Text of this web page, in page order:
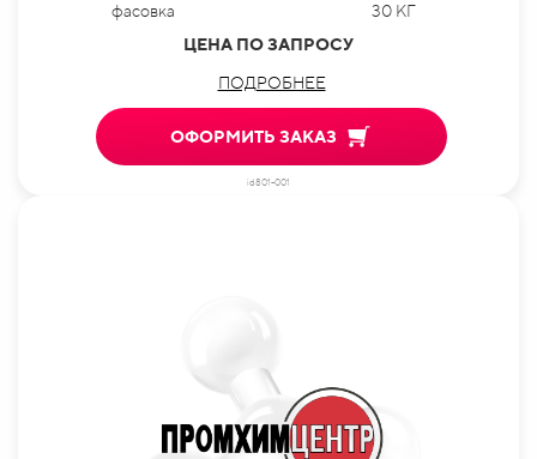
фасовка
30 КГ
ЦЕНА ПО ЗАПРОСУ
ПОДРОБНЕЕ
ОФОРМИТЬ ЗАКАЗ
id801-001